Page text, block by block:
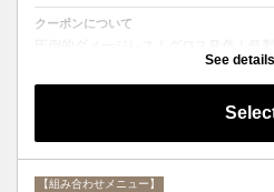
クーポンについて
い処方のイノアオイルカラーのセット
See details
【組み合わせメニュー】